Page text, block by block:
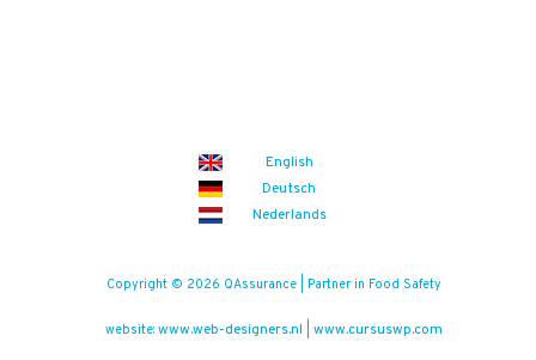
English
Deutsch
Nederlands
Copyright © 2026 QAssurance | Partner in Food Safety
website: www.web-designers.nl www.cursuswp.com